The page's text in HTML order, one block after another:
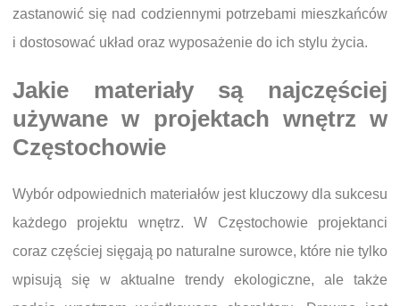
zastanowić się nad codziennymi potrzebami mieszkańców
i dostosować układ oraz wyposażenie do ich stylu życia.
Jakie materiały są najczęściej
używane w projektach wnętrz w
Częstochowie
Wybór odpowiednich materiałów jest kluczowy dla sukcesu
każdego projektu wnętrz. W Częstochowie projektanci
coraz częściej sięgają po naturalne surowce, które nie tylko
wpisują się w aktualne trendy ekologiczne, ale także